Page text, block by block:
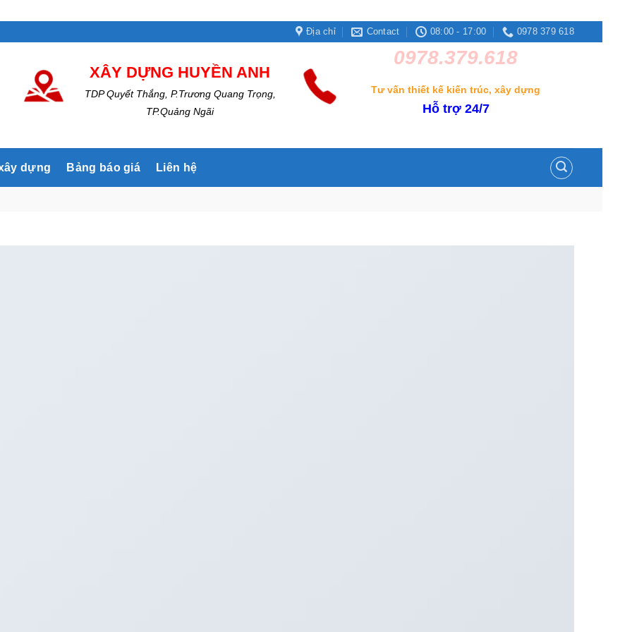
Địa chỉ Contact 08:00 - 17:00 0978 379 618
XÂY DỰNG HUYỀN ANH
TDP Quyết Thắng, P.Trương Quang Trọng,
TP.Quảng Ngãi
0978.379.618
Tư vấn thiết kế kiến trúc, xây dựng
Hỗ trợ 24/7
dựng Bảng báo giá Liên hệ